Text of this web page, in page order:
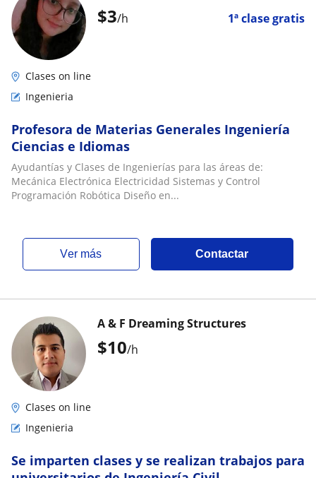
$3/h 1ª clase gratis
Clases on line
Ingenieria
Profesora de Materias Generales Ingeniería
Ciencias e Idiomas
Ayudantías y Clases de Ingenierías para las áreas de:
Mecánica Electrónica Electricidad Sistemas y Control
Programación Robótica Diseño en...
ver más Contactar
$10/h
A & F Dreaming Structures
Clases on line
Ingenieria
Se imparten clases y se realizan trabajos para